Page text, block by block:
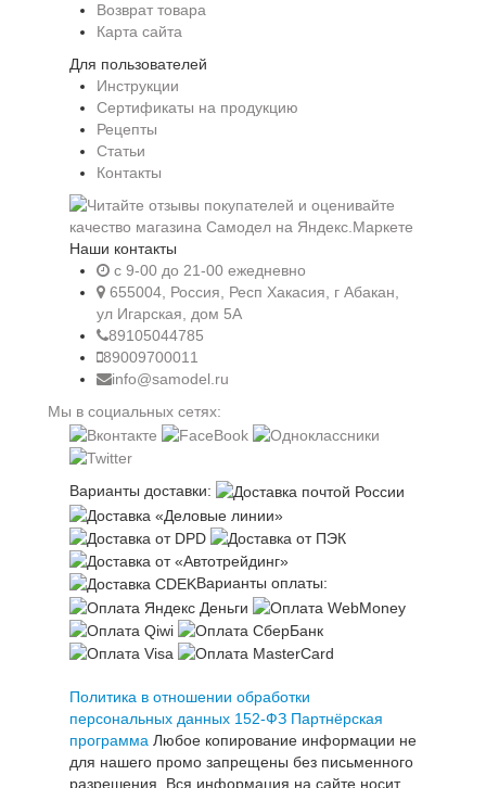
Возврат товара
Карта сайта
Для пользователей
Инструкции
Сертификаты на продукцию
Рецепты
Статьи
Контакты
Наши контакты
c 9-00 до 21-00 ежедневно
655004, Россия, Респ Хакасия, г Абакан,
ул Игарская, дом 5А
89105044785
89009700011
info@samodel.ru
Мы в социальных сетях:
Варианты доставки:
Варианты оплаты:
Политика в отношении обработки
персональных данных 152-ФЗ Партнёрская
программа Любое копирование информации не
для нашего промо запрещены без письменного
разрешения. Вся информация на сайте носит